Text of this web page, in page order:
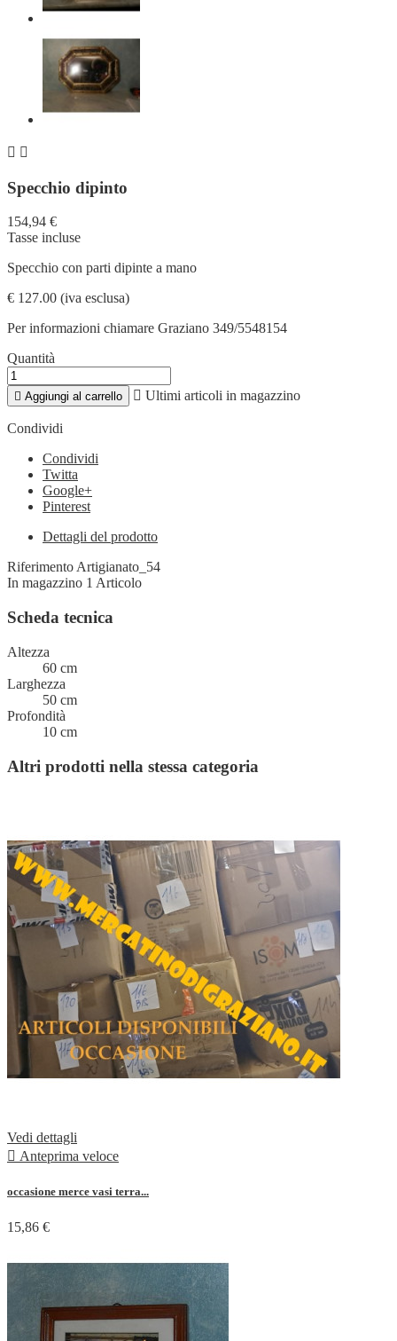
 
Specchio dipinto
154,94 €
Tasse incluse
Specchio con parti dipinte a mano
€ 127.00 (iva esclusa)
Per informazioni chiamare Graziano 349/5548154
Quantità
 Aggiungi al carrello  Ultimi articoli in magazzino
Condividi
Condividi
Twitta
Google+
Pinterest
Dettagli del prodotto
RiferimentoArtigianato_54
In magazzino 1 Articolo
Scheda tecnica
Altezza
60 cm
Larghezza
50 cm
Profondità
10 cm
Altri prodotti nella stessa categoria
Vedi dettagli
 Anteprima veloce
occasione merce vasi terra...
15,86 €